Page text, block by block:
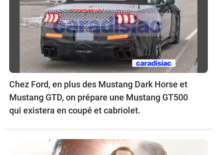
Chez Ford, en plus des Mustang Dark Horse et
Mustang GTD, on prépare une Mustang GT500
qui existera en coupé et cabriolet.